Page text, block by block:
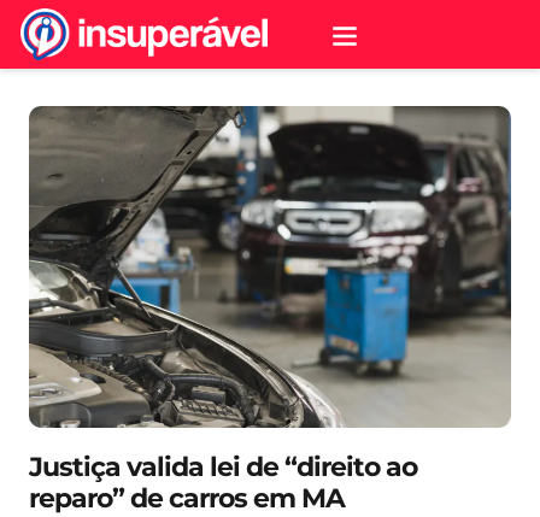
Justiça valida lei de “direito ao
reparo” de carros em MA